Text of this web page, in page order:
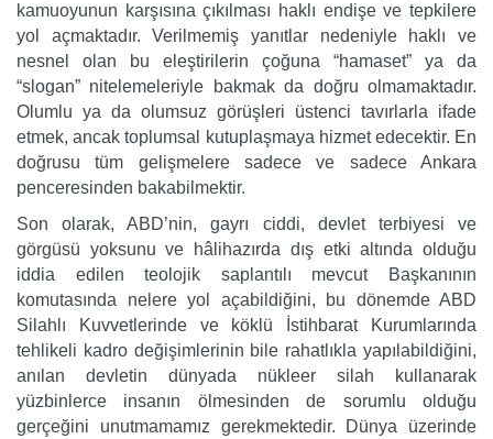
kamuoyunun karşısına çıkılması haklı endişe ve tepkilere
yol açmaktadır. Verilmemiş yanıtlar nedeniyle haklı ve
nesnel olan bu eleştirilerin çoğuna “hamaset” ya da
“slogan” nitelemeleriyle bakmak da doğru olmamaktadır.
Olumlu ya da olumsuz görüşleri üstenci tavırlarla ifade
etmek, ancak toplumsal kutuplaşmaya hizmet edecektir. En
doğrusu tüm gelişmelere sadece ve sadece Ankara
penceresinden bakabilmektir.
Son olarak, ABD’nin, gayrı ciddi, devlet terbiyesi ve
görgüsü yoksunu ve hâlihazırda dış etki altında olduğu
iddia edilen teolojik saplantılı mevcut Başkanının
komutasında nelere yol açabildiğini, bu dönemde ABD
Silahlı Kuvvetlerinde ve köklü İstihbarat Kurumlarında
tehlikeli kadro değişimlerinin bile rahatlıkla yapılabildiğini,
anılan devletin dünyada nükleer silah kullanarak
yüzbinlerce insanın ölmesinden de sorumlu olduğu
gerçeğini unutmamamız gerekmektedir. Dünya üzerinde